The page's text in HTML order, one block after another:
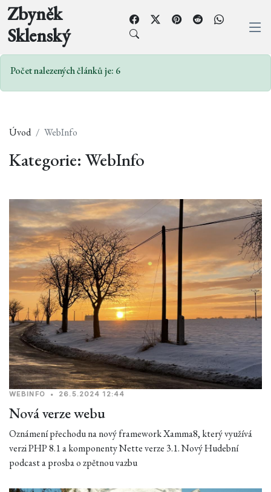
Zbyněk
Sklenský
Počet nalezených článků je: 6
Úvod WebInfo
Kategorie: WebInfo
WEBINFO • 26.5.2024 12:44
Nová verze webu
Oznámení přechodu na nový framework Xamma8, který využívá
verzi PHP 8.1 a komponenty Nette verze 3.1. Nový Hudební
podcast a prosba o zpětnou vazbu